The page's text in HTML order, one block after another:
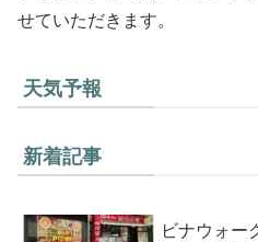
せていただきます。
天気予報
新着記事
ビナウォー